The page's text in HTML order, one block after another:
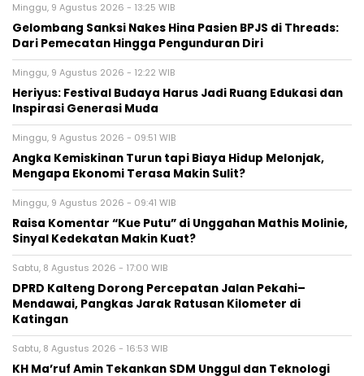
Minggu, 9 Agustus 2026 - 13:25 WIB
Gelombang Sanksi Nakes Hina Pasien BPJS di Threads:
Dari Pemecatan Hingga Pengunduran Diri
Minggu, 9 Agustus 2026 - 12:22 WIB
Heriyus: Festival Budaya Harus Jadi Ruang Edukasi dan
Inspirasi Generasi Muda
Minggu, 9 Agustus 2026 - 09:51 WIB
Angka Kemiskinan Turun tapi Biaya Hidup Melonjak,
Mengapa Ekonomi Terasa Makin Sulit?
Minggu, 9 Agustus 2026 - 09:41 WIB
Raisa Komentar “Kue Putu” di Unggahan Mathis Molinie,
Sinyal Kedekatan Makin Kuat?
Sabtu, 8 Agustus 2026 - 17:00 WIB
DPRD Kalteng Dorong Percepatan Jalan Pekahi–
Mendawai, Pangkas Jarak Ratusan Kilometer di
Katingan
Sabtu, 8 Agustus 2026 - 16:53 WIB
KH Ma’ruf Amin Tekankan SDM Unggul dan Teknologi